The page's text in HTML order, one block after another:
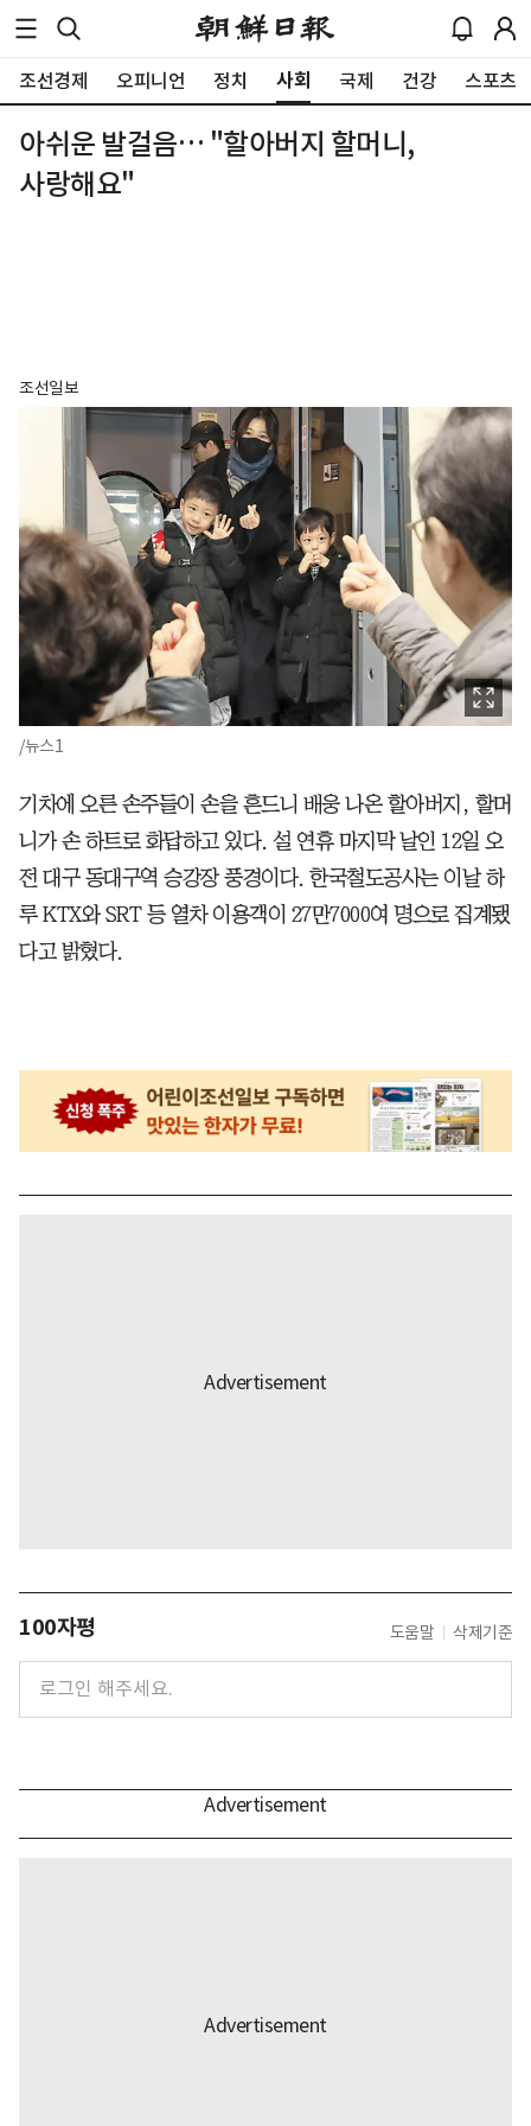
조선경제 오피니언 정치 사회 국제 건강 스포츠
아쉬운 발걸음… "할아버지 할머니,
사랑해요"
조선일보
/뉴스1
기차에 오른 손주들이 손을 흔드니 배웅 나온 할아버지, 할머
니가 손 하트로 화답하고 있다. 설 연휴 마지막 날인 12일 오
전 대구 동대구역 승강장 풍경이다. 한국철도공사는 이날 하
루 KTX와 SRT 등 열차 이용객이 27만7000여 명으로 집계됐
다고 밝혔다.
100자평 도움말 삭제기준